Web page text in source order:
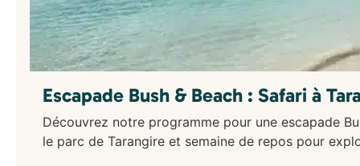
Escapade Bush & Beach : Safari à
Découvrez notre programme pour une escapade
le parc de Tarangire et semaine de repos pour